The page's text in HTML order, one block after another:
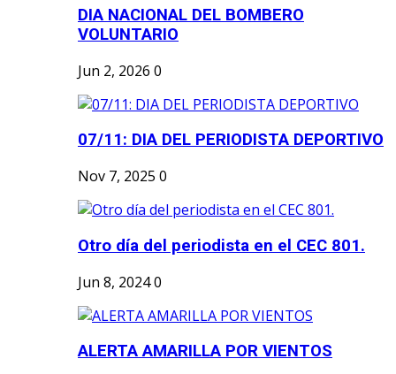
DIA NACIONAL DEL BOMBERO
VOLUNTARIO
Jun 2, 2026 0
07/11: DIA DEL PERIODISTA DEPORTIVO
Nov 7, 2025 0
Otro día del periodista en el CEC 801.
Jun 8, 20240
ALERTA AMARILLA POR VIENTOS